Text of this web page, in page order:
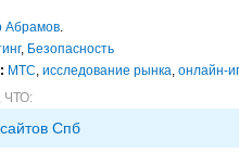
Абрамов.
, Безопасность
МТС, исследование рынка, онлайн-
ЧТО:
Спб